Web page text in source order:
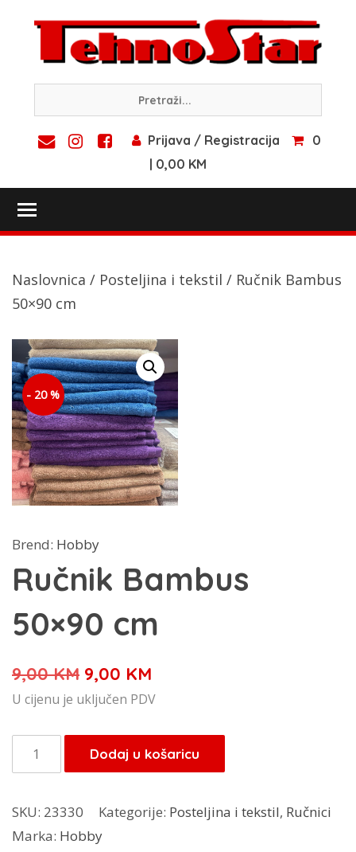
content
Prijava / Registracija
0
| 0,00 KM
Naslovnica / Posteljina i tekstil / Ručnik Bambus
50×90 cm
- 20 %
Brend: Hobby
Ručnik Bambus
50×90 cm
9,00KM Izvorna
cijena
je:
9,00 KM.
9,00 KM
cijena
9,00 KM.
U cijenu je uključen PDV
Ručnik
Bambus
cm
količina
Dodaj u košaricu
SKU: 23330 Kategorije: Posteljina i tekstil, Ručnici
Marka: Hobby